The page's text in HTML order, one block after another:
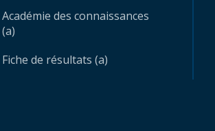
Académie des connaissances
(a)
Fiche de résultats (a)